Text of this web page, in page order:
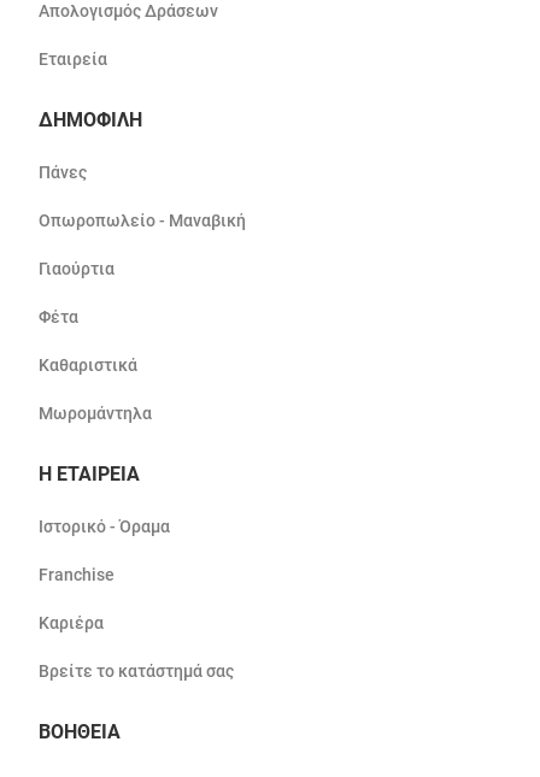
Απολογισμός Δράσεων
Εταιρεία
ΔΗΜΟΦΙΛΗ
Πάνες
Οπωροπωλείο - Μαναβική
Γιαούρτια
Φέτα
Καθαριστικά
Μωρομάντηλα
Η ΕΤΑΙΡΕΙΑ
Ιστορικό - Όραμα
Franchise
Καριέρα
Βρείτε το κατάστημά σας
ΒΟΗΘΕΙΑ